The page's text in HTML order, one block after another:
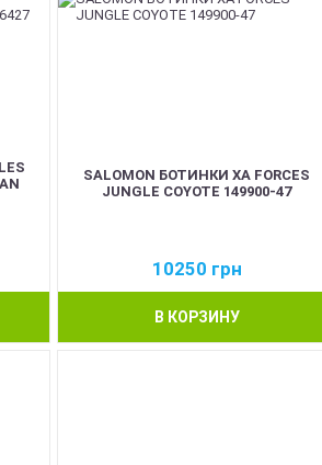
SALOMON БОТИНКИ XA FORCES
JUNGLE COYOTE 149900-47
10250 грн
В КОРЗИНУ